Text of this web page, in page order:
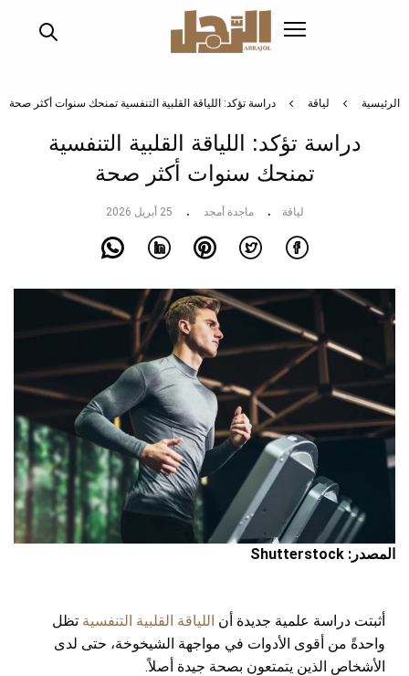
الرئيسية لياقة دراسة تؤكد: اللياقة القلبية التنفسية تمنحك سنوات أكثر صحة
دراسة تؤكد: اللياقة القلبية التنفسية
تمنحك سنوات أكثر صحة
لياقة ماجدة أمجد 25 أبريل 2026
المصدر: Shutterstock
أثبتت دراسة علمية جديدة أن اللياقة القلبية التنفسية تظل
واحدةً من أقوى الأدوات في مواجهة الشيخوخة، حتى لدى
الأشخاص الذين يتمتعون بصحة جيدة أصلاً.